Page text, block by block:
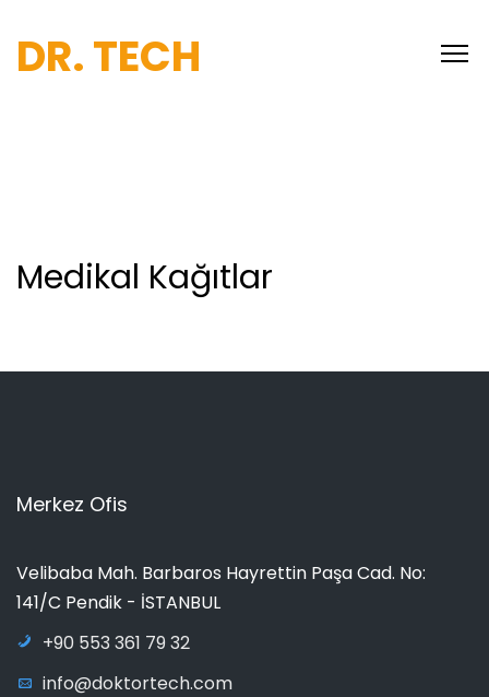
DR. TECH
Medikal Kağıtlar
Merkez Ofis
Velibaba Mah. Barbaros Hayrettin Paşa Cad. No:
141/C Pendik - İSTANBUL
+90 553 361 79 32
info@doktortech.com